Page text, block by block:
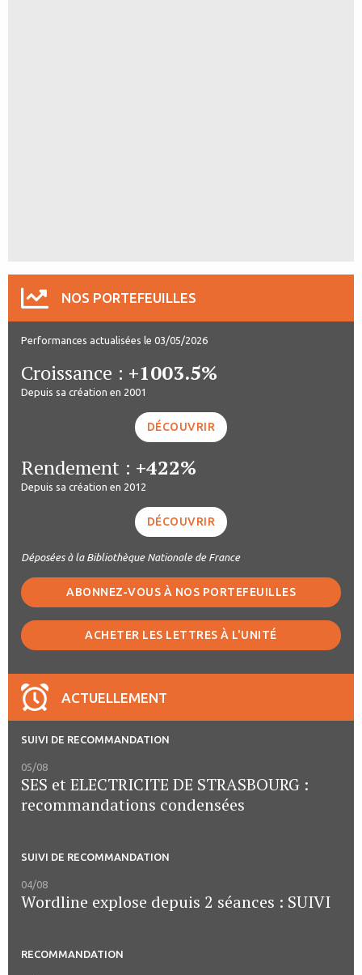
NOS PORTEFEUILLES
Performances actualisées le 03/05/2026
Croissance : +1003.5%
Depuis sa création en 2001
DÉCOUVRIR
Rendement : +422%
Depuis sa création en 2012
DÉCOUVRIR
Déposées à la Bibliothèque Nationale de France
ABONNEZ-VOUS À NOS PORTEFEUILLES
ACHETER LES LETTRES À L'UNITÉ
ACTUELLEMENT
SUIVI DE RECOMMANDATION
05/08
SES et ELECTRICITE DE STRASBOURG :
recommandations condensées
SUIVI DE RECOMMANDATION
04/08
Wordline explose depuis 2 séances : SUIVI
RECOMMANDATION